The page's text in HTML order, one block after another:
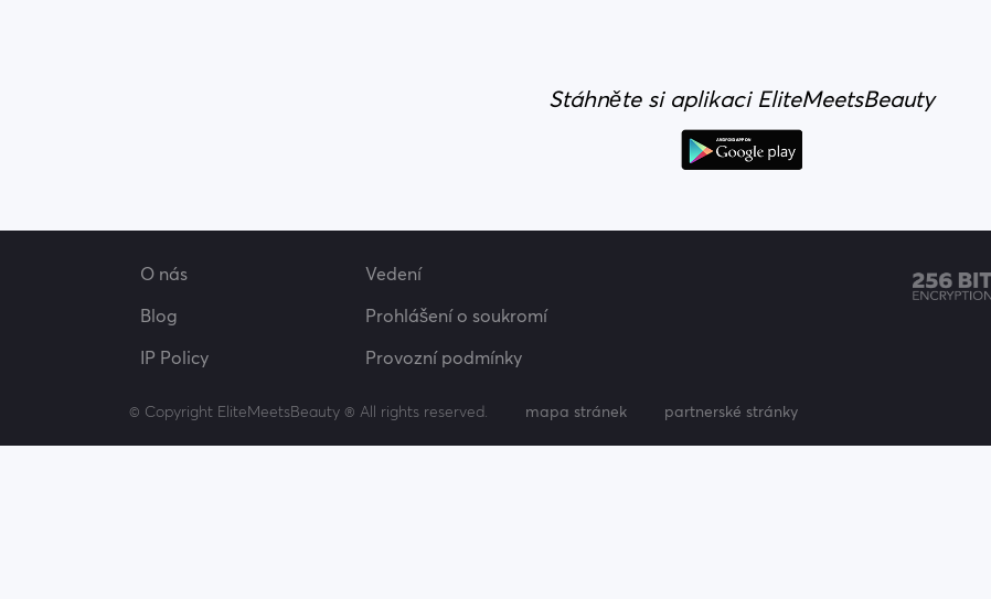
Stáhněte si aplikaci EliteMeetsBeauty
O nás
Vedení
Blog
Prohlášení o soukromí
IP Policy
Provozní podmínky
© Copyright EliteMeetsBeauty ® All rights reserved. mapa stránek partnerské stránky